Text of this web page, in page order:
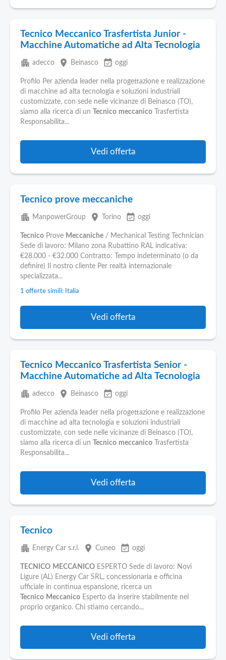
Tecnico Meccanico Trasfertista Junior -
Macchine Automatiche ad Alta Tecnologia
apartment adecco place Beinasco event_available oggi
Profilo Per azienda leader nella progettazione e realizzazione
di macchine ad alta tecnologia e soluzioni industriali
customizzate, con sede nelle vicinanze di Beinasco (TO),
siamo alla ricerca di un
Tecnico meccanico Trasfertista
Responsabilita...
Vedi offerta
Tecnico prove meccaniche
apartment ManpowerGroup place Torino event_available oggi
Tecnico Prove Meccaniche / Mechanical Testing Technician
Sede di lavoro: Milano zona Rubattino RAL indicativa:
€28.000 - €32.000 Contratto: Tempo indeterminato (o da
definire) Il nostro cliente Per realtà internazionale
specializzata...
1 offerte simili: Italia
Vedi offerta
Tecnico Meccanico Trasfertista Senior -
Macchine Automatiche ad Alta Tecnologia
apartment adecco place Beinasco event_available oggi
Profilo Per azienda leader nella progettazione e realizzazione
di macchine ad alta tecnologia e soluzioni industriali
customizzate, con sede nelle vicinanze di Beinasco (TO),
siamo alla ricerca di un
Tecnico meccanico Trasfertista
Responsabilita...
Vedi offerta
Tecnico
apartment Energy Car s.r.l. place Cuneo event_available oggi
TECNICO MECCANICO ESPERTO Sede di lavoro: Novi
Ligure (AL) Energy Car SRL, concessionaria e officina
ufficiale in continua espansione, ricerca un
Tecnico Meccanico Esperto da inserire stabilmente nel
proprio organico. Chi stiamo cercando...
Vedi offerta